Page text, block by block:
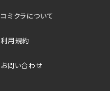
コミクラについて
利用規約
お問い合わせ